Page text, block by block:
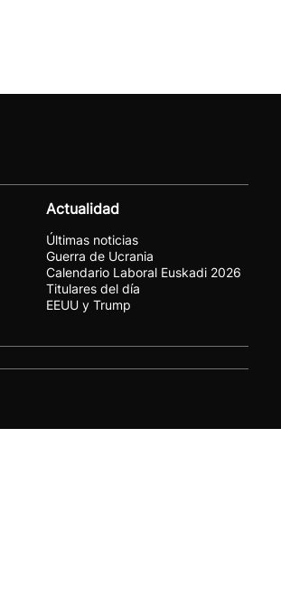
Actualidad
Últimas noticias
Guerra de Ucrania
Calendario Laboral Euskadi 2026
Titulares del día
EEUU y Trump